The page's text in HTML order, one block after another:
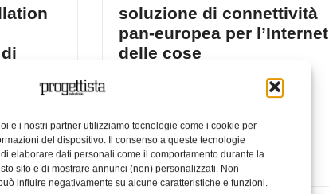
e i nostri partner utilizziamo tecnologie come i cookie per
del dispositivo. Il consenso a queste tecnologie
elaborare dati personali come il comportamento durante la
sito e di mostrare annunci (non) personalizzati. Non
influire negativamente su alcune caratteristiche e funzioni.
GNSS
soluzione di connettività
pan-europea per l’Internet
delle cose
Telit, protagonista globale delI’Internet
delle cose (IoT), ha annunciato oggi
unificata per tutti gli operatori
07/09/2015